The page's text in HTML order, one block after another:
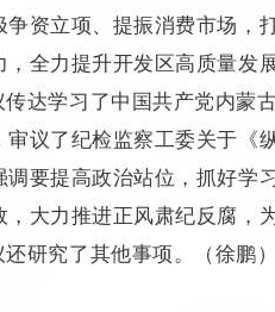
争资立项、提振消费市场，
，全力提升开发区高质量发
传达学习了中国共产党内蒙
审议了纪检监察工委关于《
调要提高政治站位，抓好学
，大力推进正风肃纪反腐，
还研究了其他事项。（徐鹏）